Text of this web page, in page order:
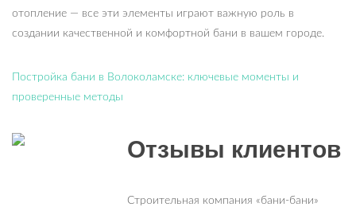
отопление — все эти элементы играют важную роль в
создании качественной и комфортной бани в вашем городе.
Постройка бани в Волоколамске: ключевые моменты и
проверенные методы
Отзывы клиентов
Строительная компания «бани-бани»